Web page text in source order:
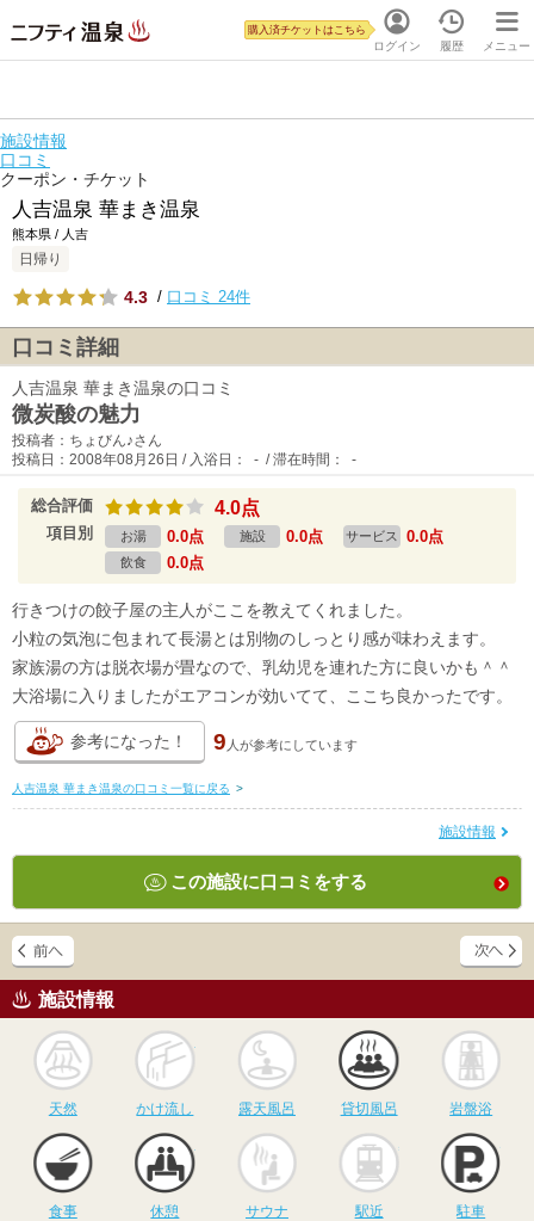
ログイン
購入済チケットはこちら
履歴 メニュー
施設情報
口コミ
クーポン・チケット
人吉温泉 華まき温泉
熊本県 / 人吉
日帰り
4.3 / 口コミ 24件
口コミ詳細
人吉温泉 華まき温泉の口コミ
微炭酸の魅力
投稿者：ちょびん♪さん
投稿日：2008年08月26日 / 入浴日： - / 滞在時間： -
総合評価 4.0点
項目別 お湯 0.0点 施設 0.0点 サービス 0.0点
飲食 0.0点
行きつけの餃子屋の主人がここを教えてくれました。
小粒の気泡に包まれて長湯とは別物のしっとり感が味わえます。
家族湯の方は脱衣場が畳なので、乳幼児を連れた方に良いかも＾＾
大浴場に入りましたがエアコンが効いてて、ここち良かったです。
参考になった！ 9 人が参考にしています
人吉温泉 華まき温泉の口コミ一覧に戻る >
施設情報
この施設に口コミをする
施設情報
天然
かけ流し
かけ流し
露天風呂
露天風呂
貸切風呂
貸切風呂 岩盤浴
食事 休憩
サウナ
サウナ 駅近 駐車